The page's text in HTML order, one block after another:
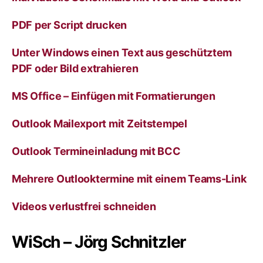
v
PDF per Script drucken
Unter Windows einen Text aus geschütztem
PDF oder Bild extrahieren
MS Office – Einfügen mit Formatierungen
Outlook Mailexport mit Zeitstempel
Outlook Termineinladung mit BCC
Mehrere Outlooktermine mit einem Teams-Link
Videos verlustfrei schneiden
WiSch – Jörg Schnitzler